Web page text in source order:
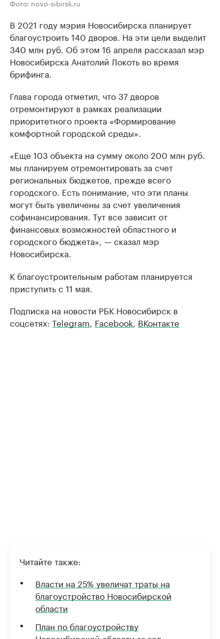
Фото: novo-sibirsk.ru
В 2021 году мэрия Новосибирска планирует
благоустроить 140 дворов. На эти цели выделит
340 млн руб. Об этом 16 апреля рассказал мэр
Новосибирска Анатолий Локоть во время
брифинга.
Глава города отметил, что 37 дворов
отремонтируют в рамках реализации
приоритетного проекта «Формирование
комфортной городской среды».
«Еще 103 объекта на сумму около 200 млн руб.
мы планируем отремонтировать за счет
региональных бюджетов, прежде всего
городского. Есть понимание, что эти планы
могут быть увеличены за счет увеличения
софинансирования. Тут все зависит от
финансовых возможностей областного и
городского бюджета», — сказал мэр
Новосибирска.
К благоустроительным работам планируется
приступить с 11 мая.
Подписка на новости РБК Новосибирск в
соцсетях: Telegram Facebook ВКонтакте
Читайте также:
Власти на 25% увеличат траты на
благоустройство Новосибирской
области
План по благоустройству